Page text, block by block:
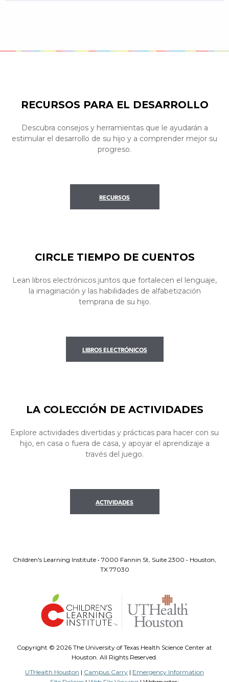
RECURSOS PARA EL DESARROLLO
Descubra consejos y herramientas que le ayudarán a
estimular el desarrollo de su hijo y a comprender mejor su
progreso.
RECURSOS
CIRCLE TIEMPO DE CUENTOS
Lean libros electrónicos juntos que fortalecen el lenguaje,
la imaginación y las habilidades de alfabetización
temprana de su hijo.
LIBROS ELECTRÓNICOS
LA COLECCIÓN DE ACTIVIDADES
Explore actividades divertidas y prácticas para hacer con su
hijo, en casa o fuera de casa, y apoyar el aprendizaje a
través del juego.
ACTIVIDADES
Children's Learning Institute • 7000 Fannin St, Suite 2300 • Houston,
TX 77030
Copyright © 2026 The University of Texas Health Science Center at
Houston. All Rights Reserved.
UTHealth Houston | Campus Carry | Emergency Information